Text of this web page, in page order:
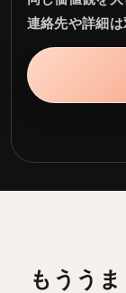
連絡先や詳細は
もうう